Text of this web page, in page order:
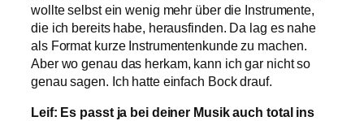
wollte selbst ein wenig mehr über die Instrumente,
die ich bereits habe, herausfinden. Da lag es nahe
als Format kurze Instrumentenkunde zu machen.
Aber wo genau das herkam, kann ich gar nicht so
genau sagen. Ich hatte einfach Bock drauf.
Leif: Es passt ja bei deiner Musik auch total ins